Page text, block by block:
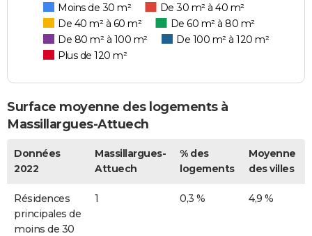
Moins de 30 m²
De 30 m² à 40 m²
De 40 m² à 60 m²
De 60 m² à 80 m²
De 80 m² à 100 m²
De 100 m² à 120 m²
Plus de 120 m²
Surface moyenne des logements à
Massillargues-Attuech
Données
2022
Massillargues-
Attuech
% des
logements
Moyenne
des villes
Résidences
principales de
moins de 30
1 0,3 % 4,9 %